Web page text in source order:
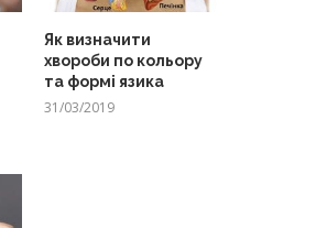
Як визначити
хвороби по кольору
та формі язика
31/03/2019